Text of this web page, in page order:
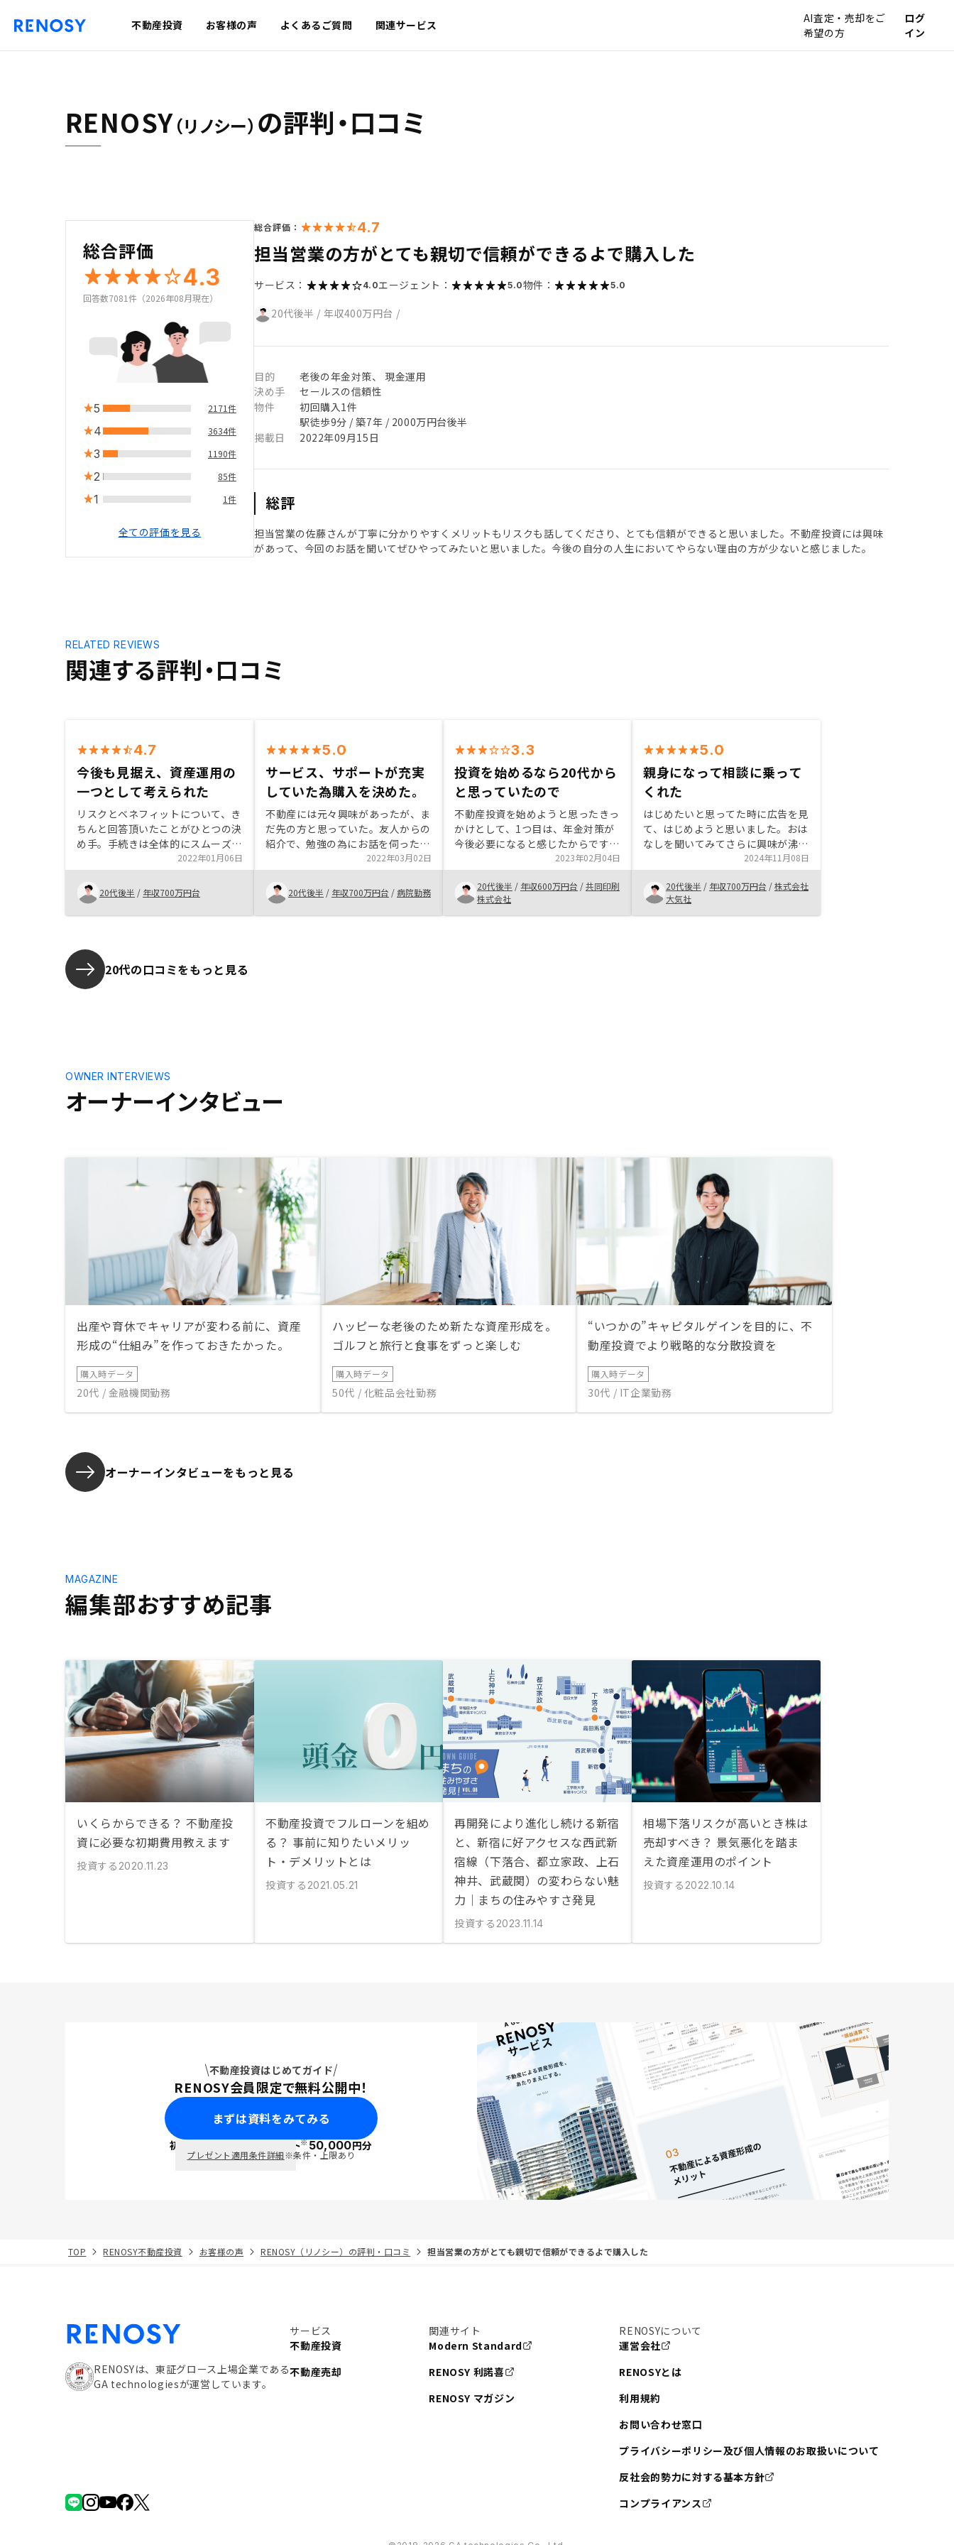
不動産投資 お客様の声 よくあるご質問 関連サービス
AI査定・売却をご
希望の方
ログ
イン
RENOSY（リノシー） の評判・口コミ
総合評価
4.3
回答数7081件（2026年08月現在）
5 2171件
4 3634件
3 1190件
2 85件
1 1件
全ての評価を見る
総合評価： 4.7
担当営業の方がとても親切で信頼ができるよで購入した
サービス： 4.0エージェント： 5.0物件： 5.0
20代後半 / 年収400万円台 /
目的
老後の年金対策、 現金運用
決め手
セールスの信頼性
物件
初回購入1件
駅徒歩9分 / 築7年 / 2000万円台後半
掲載日
2022年09月15日
総評
担当営業の佐藤さんが丁寧に分かりやすくメリットもリスクも話してくださり、とても信頼ができると思いました。不動産投資には興味
があって、今回のお話を聞いてぜひやってみたいと思いました。今後の自分の人生においてやらない理由の方が少ないと感じました。
関連する評判・口コミ
RELATED REVIEWS
4.7
今後も見据え、資産運用の
一つとして考えられた
リスクとベネフィットについて、き
ちんと回答頂いたことがひとつの決
め手。手続きは全体的にスムーズ。
現金の貯金も良いが、今後も見据
え、資産運用の一つとして実施。フ
ォローのプランが良かったことは決
め手と思う。上記6のアンケートに
ついて、100文字以上記載が必要な
で経っても送信できない理由がわか
らなかった。また、顧客の金を扱う
事業であるなら、なるべく貴社によ
る書類不備や確認漏れは避けて欲し
2022年01月06日
20代後半 / 年収700万円台
5.0
サービス、サポートが充実
していた為購入を決めた。
不動産には元々興味があったが、ま
だ先の方と思っていた。友人からの
紹介で、勉強の為にお話を伺った。
話を聞く前は、購入後の入居者募集
や、リノベーション、売却などそれ
ぞれに対して手がかかるイメージが
あり、金額も余裕がないから抵抗が
あった。 しかし、リノシーでは購
2022年03月02日
20代後半 / 年収700万円台 /病院勤務
3.3
投資を始めるなら20代から
と思っていたので
不動産投資を始めようと思ったきっ
かけとして、1つ目は、年金対策が
今後必要になると感じたからです。
20代から始めないと遅いと思った
のもその理由です。 2つ目は、貯金
が一定額貯まったら何かしらの投資
をしてみようと思っていたところ、
自分の年収層が多い投資先だったこ
2023年02月04日
20代後半 / 年収600万円台 /共同印刷
株式会社
5.0
親身になって相談に乗って
くれた
はじめたいと思ってた時に広告を見
て、はじめようと思いました。おは
なしを聞いてみてさらに興味が沸
に、親身に聞いてくれた担当者さん
にはたいへん感謝しております。ま
た、購入前後の面談もしっかりとし
ていて心強かったです。今後とも宜
しくお願い致します。
2024年11月08日
20代後半 / 年収700万円台 /株式会社
大気社
20代の口コミをもっと見る
オーナーインタビュー
OWNER INTERVIEWS
出産や育休でキャリアが変わる前に、資産
形成の“仕組み”を作っておきたかった。
購入時データ
20代 / 金融機関勤務
ハッピーな老後のため新たな資産形成を。
ゴルフと旅行と食事をずっと楽しむ
購入時データ
50代 / 化粧品会社勤務
“いつかの”キャピタルゲインを目的に、不
動産投資でより戦略的な分散投資を
購入時データ
30代 / IT企業勤務
オーナーインタビューをもっと見る
編集部おすすめ記事
MAGAZINE
いくらからできる？ 不動産投
資に必要な初期費用教えます
投資する 2020.11.23
不動産投資でフルローンを組め
る？ 事前に知りたいメリッ
ト・デメリットとは
投資する 2021.05.21
再開発により進化し続ける新宿
と、新宿に好アクセスな西武新
宿線（下落合、都立家政、上石
神井、武蔵関）の変わらない魅
力｜まちの住みやすさ発見
投資する 2023.11.14
相場下落リスクが高いとき株は
売却すべき？ 景気悪化を踏ま
えた資産運用のポイント
投資する 2022.10.14
不動産投資はじめてガイド
RENOSY会員限定で無料公開中！
まずは資料をみてみる
初回面談で ポイント※50,000円分
プレゼント適用条件詳細※条件・上限あり
TOP RENOSY不動産投資 お客様の声 RENOSY（リノシー）の評判・口コミ 担当営業の方がとても親切で信頼ができるよで購入した
RENOSYは、東証グロース上場企業である
GA technologiesが運営しています。
サービス
不動産投資
不動産売却
関連サイト
Modern Standard
RENOSY 利諾喜
RENOSY マガジン
RENOSYについて
運営会社
RENOSYとは
利用規約
お問い合わせ窓口
プライバシーポリシー及び個人情報のお取扱いについて
反社会的勢力に対する基本方針
コンプライアンス